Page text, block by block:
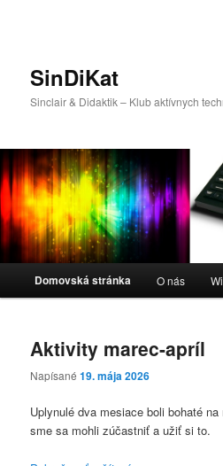
SinDiKat
Sinclair & Didaktik – Klub aktívnych
Domovská stránka O nás
Aktivity marec-apríl
Napísané19. mája 2026
Uplynulé dva mesiace boli bohaté
sme sa mohli zúčastniť a užiť si to.